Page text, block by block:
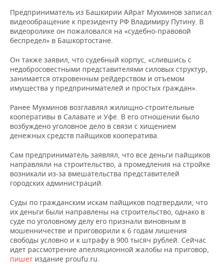
КОРОЛИ ГОСЗАКАЗА ПФО
ВУЗЫ ТАТАРСТАНА
КОМУ ПРИНАДЛЕЖАТ
ТОРГОВЫЕ ЦЕНТРЫ
ТАТАРСТАНА
ФИНАНСЫ
БАНКИ
БЮДЖЕТ
ИНВЕСТИЦИИ
НОВОСТИ
ПРОМЫШЛЕННОСТИ
АГРОПРОМ
МАШИНОСТРОЕНИЕ
НЕФТЕХИМИЯ
НЕФТЬ
ОПК
ЭНЕРГЕТИКА
НЕДВИЖИМОСТЬ
НОВОСТИ НЕДВИЖИМОСТИ
АВТО
НОВОСТИ АВТО
БИЗНЕС
НОВОСТИ БИЗНЕСА
РОЗНИЧНАЯ ТОРГОВЛЯ
ТРАНСПОРТ
УСЛУГИ
ТЕХНОЛОГИИ
НОВОСТИ ТЕХНОЛОГИЙ
IT
МЕДИА
ТЕЛЕКОММУНИКАЦИИ
МЕРОПРИЯТИЯ
НОВОСТИ МЕРОПРИЯТИЙ
ВЫЕЗДНАЯ РЕДАКЦИЯ
БИЗНЕС-БРАНЧИ
ONLINE-КОНФЕРЕНЦИИ
ОТКРЫТАЯ ЛЕКЦИЯ
СПОРТ
НОВОСТИ СПОРТА
ФУТБОЛ
ХОККЕЙ
БАСКЕТБОЛ
ВОЛЕЙБОЛ
ОБЩЕСТВО
НОВОСТИ ОБЩЕСТВА
ВЛАСТЬ
ИНФРАСТРУКТУРА
ИСТОРИЯ
ФОТОГАЛЕРЕЯ
СЮЖЕТЫ
СПРАВОЧНИК
СПИСОК ПЕРСОН
ПОЛНАЯ ВЕРСИЯ
Предприниматель из Башкирии Айрат Мукминов записал
видеообращение к президенту РФ Владимиру Путину. В
видеоролике он пожаловался на «судебно-правовой
беспредел» в Башкортостане.
Он также заявил, что судебный корпус, «слившись с
недобросовестными представителями силовых структур,
занимается откровенным рейдерством и отъемом
имущества у предпринимателей и простых граждан».
Ранее Мукминов возглавлял жилищно-строительные
кооперативы в Салавате и Уфе. В его отношении было
возбуждено уголовное дело в связи с хищением
денежных средств пайщиков кооператива.
Сам предприниматель заявлял, что все деньги пайщиков
направляли на строительство, а промедления на стройке
возникали из-за вмешательства представителей
городских администраций.
Суды по гражданским искам пайщиков подтвердили, что
их деньги были направлены на строительство, однако в
суде по уголовному делу его признали виновным в
мошенничестве и приговорили к 6 годам лишения
свободы условно и к штрафу в 900 тысяч рублей. Сейчас
идет рассмотрение апелляционной жалобы на приговор,
пишет издание proufu.ru.